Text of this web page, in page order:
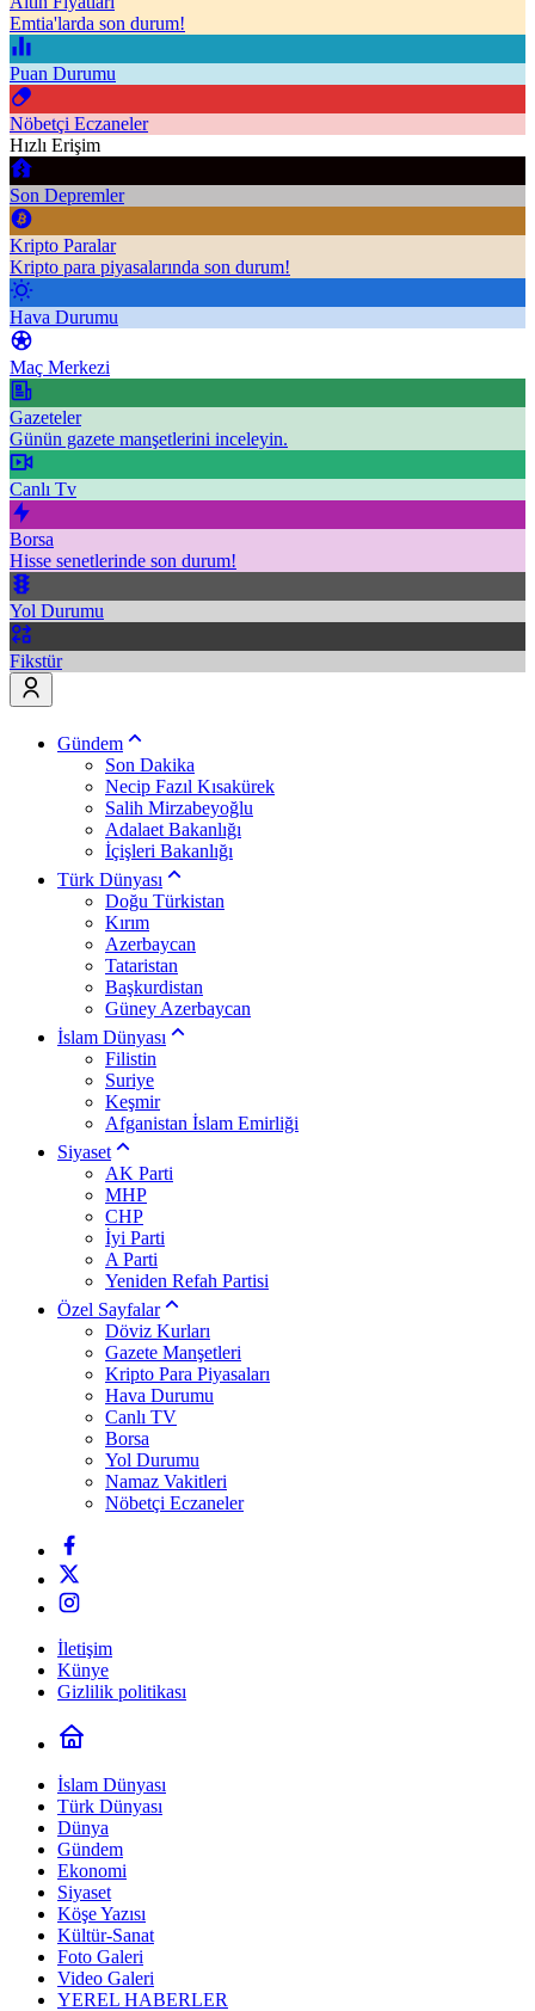
Emtia'larda son durum!
Puan Durumu
Nöbetçi Eczaneler
Hızlı Erişim
Son Depremler
Kripto Paralar
Kripto para piyasalarında son durum!
Hava Durumu
Maç Merkezi
Gazeteler
Günün gazete manşetlerini inceleyin.
Canlı Tv
Borsa
Hisse senetlerinde son durum!
Yol Durumu
Fikstür
Gündem
Son Dakika
Necip Fazıl Kısakürek
Salih Mirzabeyoğlu
Adalaet Bakanlığı
İçişleri Bakanlığı
Türk Dünyası
Doğu Türkistan
Kırım
Azerbaycan
Tataristan
Başkurdistan
Güney Azerbaycan
İslam Dünyası
Filistin
Suriye
Keşmir
Afganistan İslam Emirliği
Siyaset
AK Parti
MHP
CHP
İyi Parti
A Parti
Yeniden Refah Partisi
Özel Sayfalar
Döviz Kurları
Gazete Manşetleri
Kripto Para Piyasaları
Hava Durumu
Canlı TV
Borsa
Yol Durumu
Namaz Vakitleri
Nöbetçi Eczaneler
İletişim
Künye
Gizlilik politikası
İslam Dünyası
Türk Dünyası
Dünya
Gündem
Ekonomi
Siyaset
Köşe Yazısı
Kültür-Sanat
Foto Galeri
Video Galeri
YEREL HABERLER